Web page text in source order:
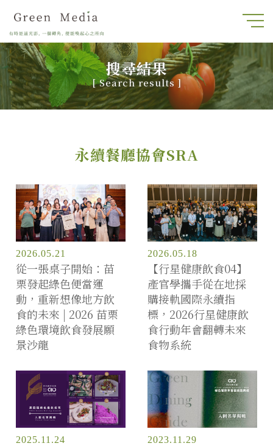
搜尋結果
[Search results]
永續餐廳協會SRA
2026.05.21
從一張桌子開始：苗
栗發起綠色便當運
動，重新想像地方飲
食的未來 | 2026 苗栗
綠色環境飲食發展願
景沙龍
2026.05.18
【行星健康飲食04】
產官學攜手從在地採
購接軌國際永續指
標，2026行星健康飲
食行動年會翻轉未來
食物系統
2025.11.24 2023.11.29